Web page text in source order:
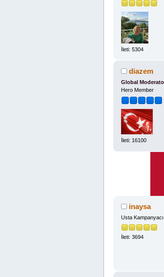
İleti: 5304
diazem
Global
Hero Member
İleti: 16100
inaysa
Usta Kampanyacı
İleti: 3694